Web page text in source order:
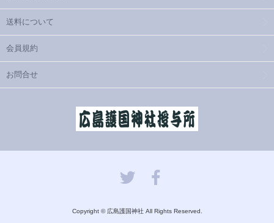
送料について
会員規約
お問合せ
Copyright © 広島護国神社 All Rights Reserved.